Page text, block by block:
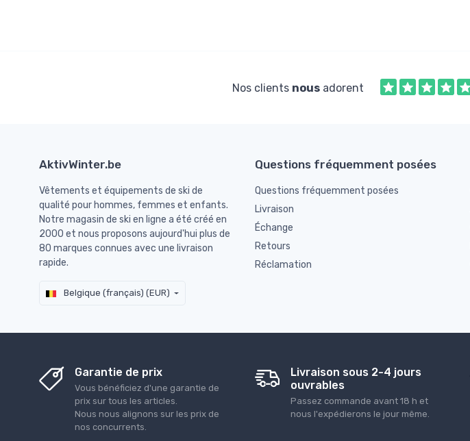
Nos clients nousadorent
AktivWinter.be
Vêtements et équipements de ski de
qualité pour hommes, femmes et enfants.
Notre magasin de ski en ligne a été créé en
2000 et nous proposons aujourd'hui plus de
80 marques connues avec une livraison
rapide.
Belgique (français) (EUR)
Questions fréquemment posées
Questions fréquemment posées
Livraison
Échange
Retours
Réclamation
Garantie de prix
Vous bénéficiez d'une garantie de
prix sur tous les articles.
Nous nous alignons sur les prix de
nos concurrents.
Livraison sous 2-4 jours
ouvrables
Passez commande avant 18 h et
nous l'expédierons le jour même.